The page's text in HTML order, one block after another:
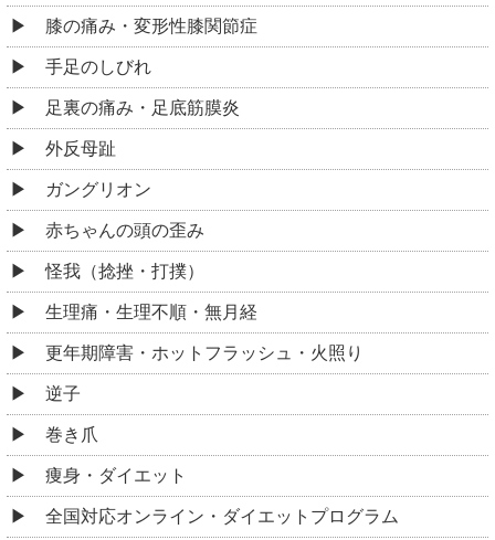
膝の痛み・変形性膝関節症
手足のしびれ
足裏の痛み・足底筋膜炎
外反母趾
ガングリオン
赤ちゃんの頭の歪み
怪我（捻挫・打撲）
生理痛・生理不順・無月経
更年期障害・ホットフラッシュ・火照り
逆子
巻き爪
痩身・ダイエット
全国対応オンライン・ダイエットプログラム